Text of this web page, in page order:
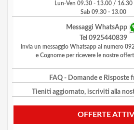
Lun-Ven 09.30 - 13.00 / 16.30
Sab 09.30 - 13.00
Messaggi WhatsApp
Tel 0925440839
invia un messaggio Whatsapp al numero
e Cognome per ricevere le nostre
FAQ- Domande e Risposte
Tieniti aggiornato, iscriviti alla
OFFERTE